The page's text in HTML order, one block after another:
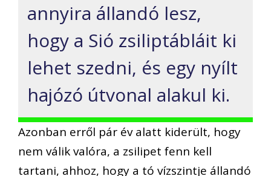
annyira állandó lesz,
hogy a Sió zsiliptábláit ki
lehet szedni, és egy nyílt
hajózó útvonal alakul ki.
Azonban erről pár év alatt kiderült, hogy
nem válik valóra, a zsilipet fenn kell
tartani, ahhoz, hogy a tó vízszintje állandó